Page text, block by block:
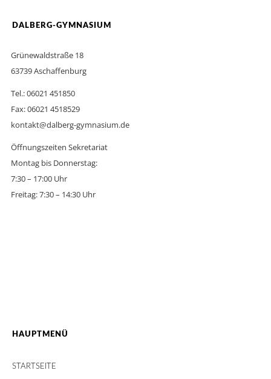
DALBERG-GYMNASIUM
Grünewaldstraße 18
63739 Aschaffenburg
Tel.: 06021 451850
Fax: 06021 4518529
kontakt@dalberg-gymnasium.de
Öffnungszeiten Sekretariat
Montag bis Donnerstag:
7:30 – 17:00 Uhr
Freitag: 7:30 – 14:30 Uhr
HAUPTMENÜ
STARTSEITE